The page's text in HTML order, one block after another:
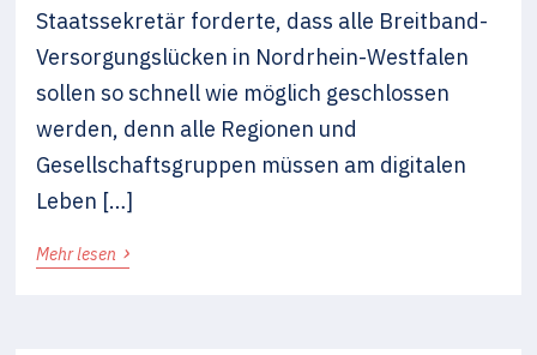
Staatssekretär forderte, dass alle Breitband-
Versorgungslücken in Nordrhein-Westfalen
sollen so schnell wie möglich geschlossen
werden, denn alle Regionen und
Gesellschaftsgruppen müssen am digitalen
Leben […]
Mehr lesen ›